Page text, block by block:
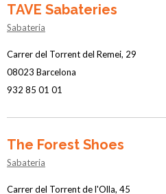
TAVE Sabateries
Sabateria
Carrer del Torrent del Remei, 29
08023 Barcelona
932 85 01 01
The Forest Shoes
Sabateria
Carrer del Torrent de l'Olla, 45